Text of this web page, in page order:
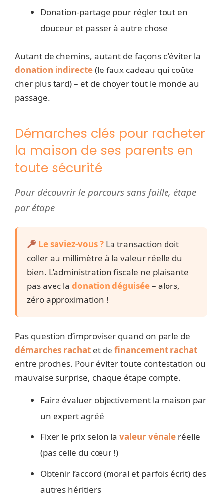
Donation-partage pour régler tout en
douceur et passer à autre chose
Autant de chemins, autant de façons d’éviter la
donation indirecte(le faux cadeau qui coûte
cher plus tard) – et de choyer tout le monde au
passage.
Démarches clés pour racheter
la maison de ses parents en
toute sécurité
Pour découvrir le parcours sans faille, étape
par étape
Le saviez-vous ? La transaction doit
coller au millimètre à la valeur réelle du
bien. L’administration fiscale ne plaisante
pas avec la donation déguisée– alors,
zéro approximation !
Pas question d’improviser quand on parle de
démarches rachat et de financement rachat
entre proches. Pour éviter toute contestation ou
mauvaise surprise, chaque étape compte.
Faire évaluer objectivement la maison par
un expert agréé
Fixer le prix selon la valeur vénale réelle
(pas celle du cœur !)
Obtenir l’accord (moral et parfois écrit) des
autres héritiers